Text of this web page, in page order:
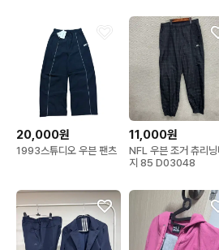
20,000원
1993스튜디오 우븐 팬츠
11,000원
NFL 우븐 조거 츄리
지 85 D03048